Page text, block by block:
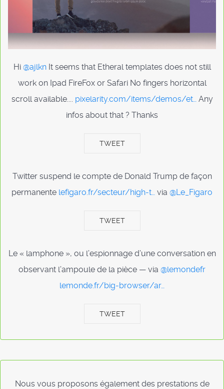
Hi @ajlknIt seems that Etheral templates does not still
work on Ipad FireFox or Safari No fingers horizontal
scroll available.... pixelarity.com/items/demos/et…Any
infos about that ? Thanks
TWEET
Twitter suspend le compte de Donald Trump de façon
permanente lefigaro.fr/secteur/high-t… via @Le_Figaro
TWEET
Le « lamphone », ou l’espionnage d’une conversation en
observant l’ampoule de la pièce — via @lemondefr
lemonde.fr/big-browser/ar…
TWEET
Nous vous proposons également des prestations de